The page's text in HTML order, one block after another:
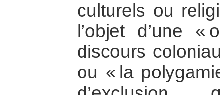
culturels ou
l’objet d’une «
discours
ou « la